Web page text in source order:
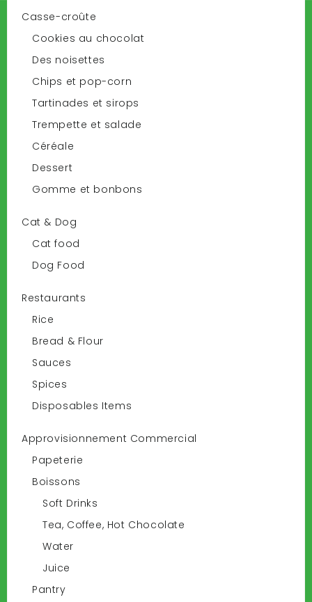
Casse-croûte
Cookies au chocolat
Des noisettes
Chips et pop-corn
Tartinades et sirops
Trempette et salade
Céréale
Dessert
Gomme et bonbons
Cat & Dog
Cat food
Dog Food
Restaurants
Rice
Bread & Flour
Sauces
Spices
Disposables Items
Approvisionnement Commercial
Papeterie
Boissons
Soft Drinks
Tea, Coffee, Hot Chocolate
Water
Juice
Pantry
Mes commandes
Mes retours de marchandise
Mes avoirs
Mes informations personnelles
Mes bons de réduction
Deliver-Grocery Online, 201 Chemin du Club Marin,
sales@deliver-grocery.ca
Lettre D'informations
Wants to get an Updates, please Join our Subscribtion!
Information
Promotions
Nouveaux produits
Règles de livraison et de retour
Termes et conditions d'utilisation
Politique de Confidentialité
All right reserved < Deliver-Grocery.com - 2017